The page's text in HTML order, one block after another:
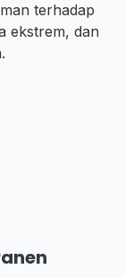
terhadap
ekstrem, dan